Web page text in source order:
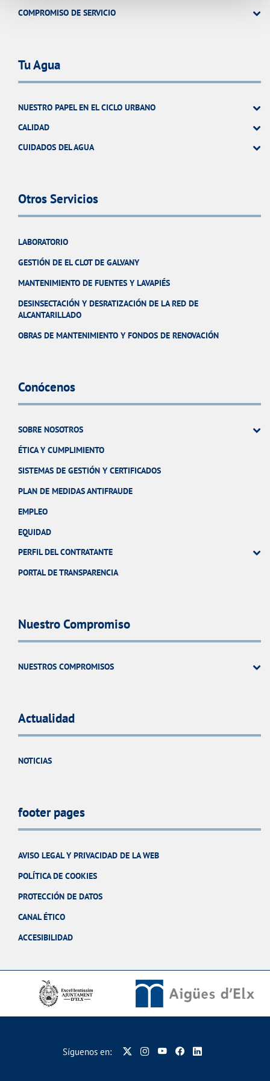
COMPROMISO DE SERVICIO
Tu Agua
NUESTRO PAPEL EN EL CICLO URBANO
CALIDAD
CUIDADOS DEL AGUA
Otros Servicios
LABORATORIO
GESTIÓN DE EL CLOT DE GALVANY
MANTENIMIENTO DE FUENTES Y LAVAPIÉS
DESINSECTACIÓN Y DESRATIZACIÓN DE LA RED DE
ALCANTARILLADO
OBRAS DE MANTENIMIENTO Y FONDOS DE RENOVACIÓN
Conócenos
SOBRE NOSOTROS
ÉTICA Y CUMPLIMIENTO
SISTEMAS DE GESTIÓN Y CERTIFICADOS
PLAN DE MEDIDAS ANTIFRAUDE
EMPLEO
EQUIDAD
PERFIL DEL CONTRATANTE
PORTAL DE TRANSPARENCIA
Nuestro Compromiso
NUESTROS COMPROMISOS
Actualidad
NOTICIAS
footer pages
AVISO LEGAL Y PRIVACIDAD DE LA WEB
POLÍTICA DE COOKIES
PROTECCIÓN DE DATOS
CANAL ÉTICO
ACCESIBILIDAD
Síguenos en: